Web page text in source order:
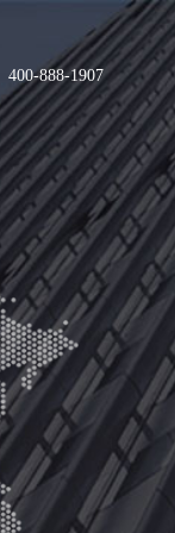
400-888-1907